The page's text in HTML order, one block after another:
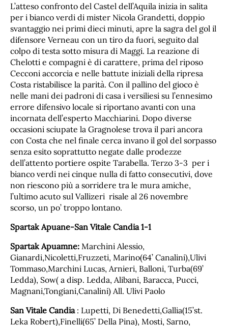
L’atteso confronto del Castel dell’Aquila inizia in salita
per i bianco verdi di mister Nicola Grandetti, doppio
svantaggio nei primi dieci minuti, apre la sagra del gol il
difensore Verneau con un tiro da fuori, seguito dal
colpo di testa sotto misura di Maggi. La reazione di
Chelotti e compagni è di carattere, prima del riposo
Cecconi accorcia e nelle battute iniziali della ripresa
Costa ristabilisce la parità. Con il pallino del gioco è
nelle mani dei padroni di casa i versiliesi su l’ennesimo
errore difensivo locale si riportano avanti con una
incornata dell’esperto Macchiarini. Dopo diverse
occasioni sciupate la Gragnolese trova il pari ancora
con Costa che nel finale cerca invano il gol del sorpasso
senza esito soprattutto negate dalle prodezze
dell’attento portiere ospite Tarabella. Terzo 3-3 per i
bianco verdi nei cinque nulla di fatto consecutivi, dove
non riescono più a sorridere tra le mura amiche,
l’ultimo acuto sul Vallizeri risale al 26 novembre
scorso, un po’ troppo lontano.
Spartak Apuane-San Vitale Candia 1-1
Spartak Apuamne: Marchini Alessio,
Gianardi,Nicoletti,Fruzzeti, Marino(64’ Canalini),Ulivi
Tommaso,Marchini Lucas, Arnieri, Balloni, Turba(69’
Ledda), Sow( a disp. Ledda, Alibani, Baracca, Pucci,
Magnani,Tongiani,Canalini) All. Ulivi Paolo
San Vitale Candia : Lupetti, Di Benedetti,Gallia(15’st.
Leka Robert),Finelli(65’ Della Pina), Mosti, Sarno,